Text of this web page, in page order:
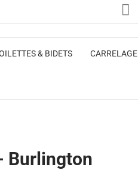
& BIDETS CARRELAGE
Burlington